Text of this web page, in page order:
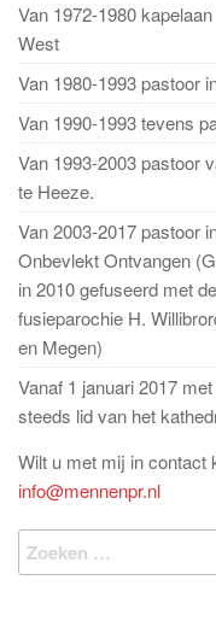
Van 1972-1980
West
Van 1980-1993 pastoor
Van 1990-1993 tevens
Van 1993-2003 pastoor
te Heeze.
Van 2003-2017 pastoor
Onbevlekt Ontvangen
in 2010 gefuseerd met
fusieparochie H.
en Megen)
Vanaf 1 januari 2017
steeds lid van het
Wilt u met mij in contact
info@mennenpr.nl
Zoeken
naar: